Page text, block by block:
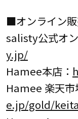
■オンライン
salisty公式オ
y.jp/
Hamee本店：
Hamee 楽天市
e.jp/gold/